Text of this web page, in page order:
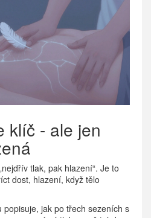
klíč - ale jen
tlak, pak hlazení“. Je to
dost, hlazení, když tělo
popisuje, jak po třech sezeních s